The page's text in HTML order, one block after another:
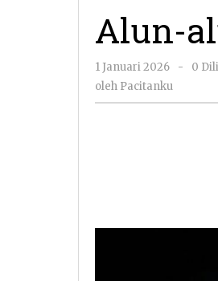
Alun-
1 Januari 2026
oleh
-
0
oleh Pacitanku